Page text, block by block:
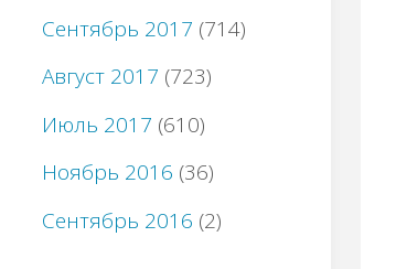
Сентябрь 2017 (714)
Август 2017 (723)
Июль 2017 (610)
Ноябрь 2016 (36)
Сентябрь 2016 (2)